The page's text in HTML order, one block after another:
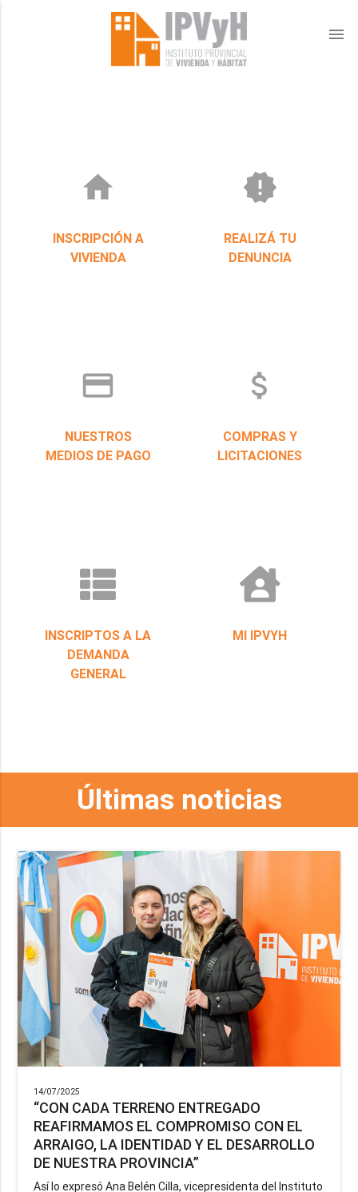
menu
home
INSCRIPCIÓN A
VIVIENDA
new_releases
REALIZÁ TU
DENUNCIA
credit_card
NUESTROS
MEDIOS DE PAGO
attach_money
COMPRAS Y
LICITACIONES
INSCRIPTOS A LA
DEMANDA
GENERAL
MI IPVYH
Últimas noticias
14/07/2025
“CON CADA TERRENO ENTREGADO
REAFIRMAMOS EL COMPROMISO CON EL
ARRAIGO, LA IDENTIDAD Y EL DESARROLLO
DE NUESTRA PROVINCIA”
Así lo expresó Ana Belén Cilla, vicepresidenta del Instituto